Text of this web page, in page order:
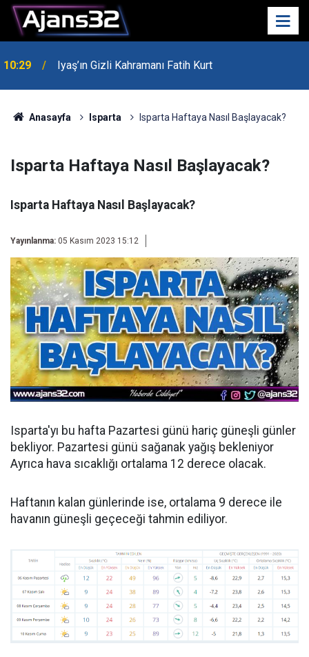
10:29 Iyaş’ın Gizli Kahramanı Fatih Kurt
00:52 Isparta'da Asker Eğlencesinde Kavga Çıktı
Anasayfa Isparta Isparta Haftaya Nasıl Başlayacak?
Isparta Haftaya Nasıl Başlayacak?
Isparta Haftaya Nasıl Başlayacak?
Yayınlanma: 05 Kasım 2023 15:12
Isparta'yı bu hafta Pazartesi günü hariç güneşli günler
bekliyor. Pazartesi günü sağanak yağış bekleniyor
Ayrıca hava sıcaklığı ortalama 12 derece olacak.
Haftanın kalan günlerinde ise, ortalama 9 derece ile
havanın güneşli geçeceği tahmin ediliyor.